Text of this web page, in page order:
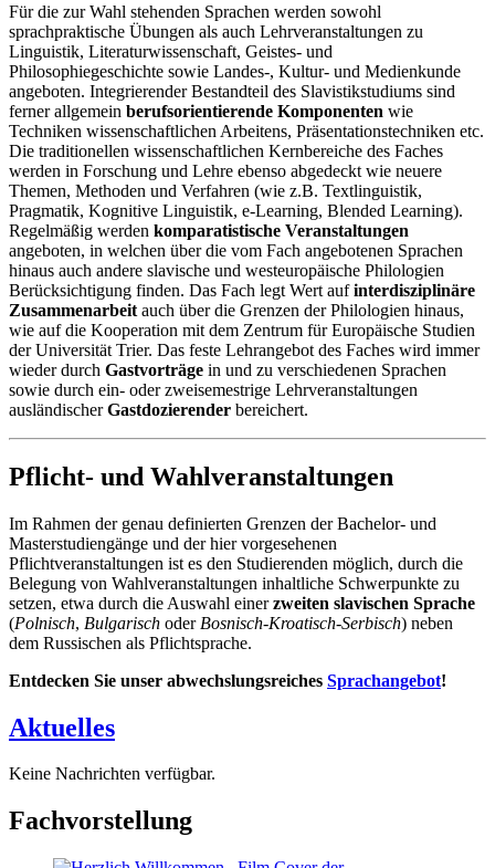
Für die zur Wahl stehenden Sprachen werden sowohl
sprachpraktische Übungen als auch Lehrveranstaltungen zu
Linguistik, Literaturwissenschaft, Geistes- und
Philosophiegeschichte sowie Landes-, Kultur- und Medienkunde
angeboten. Integrierender Bestandteil des Slavistikstudiums sind
ferner allgemein berufsorientierende Komponenten wie
Techniken wissenschaftlichen Arbeitens, Präsentationstechniken etc.
Die traditionellen wissenschaftlichen Kernbereiche des Faches
werden in Forschung und Lehre ebenso abgedeckt wie neuere
Themen, Methoden und Verfahren (wie z.B. Textlinguistik,
Pragmatik, Kognitive Linguistik, e-Learning, Blended Learning).
Regelmäßig werden komparatistische Veranstaltungen
angeboten, in welchen über die vom Fach angebotenen Sprachen
hinaus auch andere slavische und westeuropäische Philologien
Berücksichtigung finden. Das Fach legt Wert aufinterdisziplinäre
Zusammenarbeit auch über die Grenzen der Philologien hinaus,
wie auf die Kooperation mit dem Zentrum für Europäische Studien
der Universität Trier. Das feste Lehrangebot des Faches wird immer
wieder durch Gastvorträge in und zu verschiedenen Sprachen
sowie durch ein- oder zweisemestrige Lehrveranstaltungen
ausländischerGastdozierender bereichert.
Pflicht- und Wahlveranstaltungen
Im Rahmen der genau definierten Grenzen der Bachelor- und
Masterstudiengänge und der hier vorgesehenen
Pflichtveranstaltungen ist es den Studierenden möglich, durch die
Belegung von Wahlveranstaltungen inhaltliche Schwerpunkte zu
setzen, etwa durch die Auswahl einerzweiten slavischen Sprache
(Polnisch, Bulgarisch oderBosnisch-Kroatisch-Serbisch) neben
dem Russischen als Pflichtsprache.
Entdecken Sie unser abwechslungsreiches Sprachangebot!
Aktuelles
Keine Nachrichten verfügbar.
Fachvorstellung